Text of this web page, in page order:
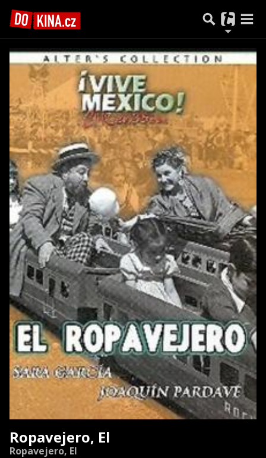
Ropavejero, El
Ropavejero, El